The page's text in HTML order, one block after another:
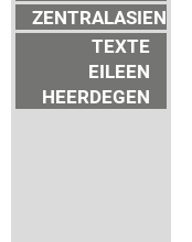
ZENTRALASIEN
TEXTE
EILEEN
HEERDEGEN